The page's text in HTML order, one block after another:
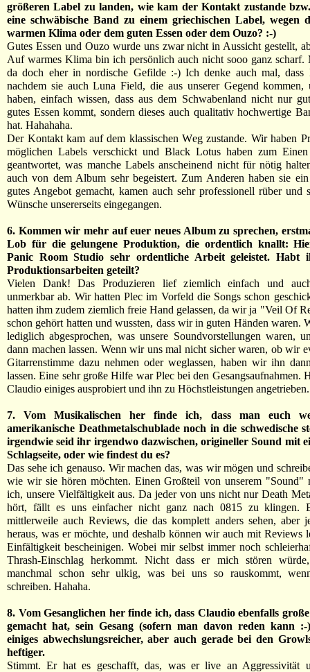
größeren Label zu landen, wie kam der Kontakt zustande
eine schwäbische Band zu einem griechischen Label, wegen
warmen Klima oder dem guten Essen oder dem Ouzo? :-)
Gutes Essen und Ouzo wurde uns zwar nicht in Aussicht gestellt,
Auf warmes Klima bin ich persönlich auch nicht sooo ganz scharf.
da doch eher in nordische Gefilde :-) Ich denke auch mal, dass
nachdem sie auch Luna Field, die aus unserer Gegend kommen,
haben, einfach wissen, dass aus dem Schwabenland nicht nur
gutes Essen kommt, sondern dieses auch qualitativ hochwertige
hat. Hahahaha.
Der Kontakt kam auf dem klassischen Weg zustande. Wir haben
möglichen Labels verschickt und Black Lotus haben zum
geantwortet, was manche Labels anscheinend nicht für nötig
auch von dem Album sehr begeistert. Zum Anderen haben sie
gutes Angebot gemacht, kamen auch sehr professionell rüber und
Wünsche unsererseits eingegangen.
6. Kommen wir mehr auf euer neues Album zu sprechen,
Lob für die gelungene Produktion, die ordentlich knallt:
Panic Room Studio sehr ordentliche Arbeit geleistet. Habt
Produktionsarbeiten geteilt?
Vielen Dank! Das Produzieren lief ziemlich einfach und
unmerkbar ab. Wir hatten Plec im Vorfeld die Songs schon
hatten ihm zudem ziemlich freie Hand gelassen, da wir ja "Veil Of
schon gehört hatten und wussten, dass wir in guten Händen waren.
lediglich abgesprochen, was unsere Soundvorstellungen waren,
dann machen lassen. Wenn wir uns mal nicht sicher waren, ob wir
Gitarrenstimme dazu nehmen oder weglassen, haben wir ihn
lassen. Eine sehr große Hilfe war Plec bei den Gesangsaufnahmen.
Claudio einiges ausprobiert und ihn zu Höchstleistungen angetrieben.
7. Vom Musikalischen her finde ich, dass man euch
amerikanische Deathmetalschublade noch in die schwedische
irgendwie seid ihr irgendwo dazwischen, origineller Sound mit
Schlagseite, oder wie findest du es?
Das sehe ich genauso. Wir machen das, was wir mögen und
wie wir sie hören möchten. Einen Großteil von unserem "Sound"
ich, unsere Vielfältigkeit aus. Da jeder von uns nicht nur Death
hört, fällt es uns einfacher nicht ganz nach 0815 zu klingen.
mittlerweile auch Reviews, die das komplett anders sehen, aber
heraus, was er möchte, und deshalb können wir auch mit Reviews
Einfältigkeit bescheinigen. Wobei mir selbst immer noch
Thrash-Einschlag herkommt. Nicht dass er mich stören
manchmal schon sehr ulkig, was bei uns so rauskommt,
schreiben. Hahaha.
8. Vom Gesanglichen her finde ich, dass Claudio ebenfalls
gemacht hat, sein Gesang (sofern man davon reden kann
einiges abwechslungsreicher, aber auch gerade bei den
heftiger.
Stimmt. Er hat es geschafft, das, was er live an Aggressivität